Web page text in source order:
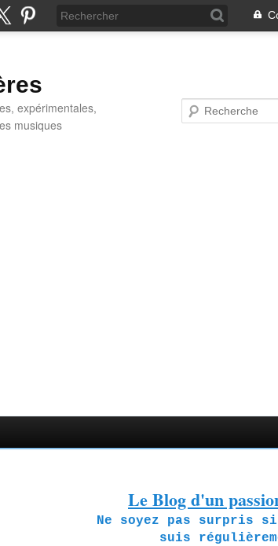
expérimentales,
musiques
Le Blog d'un
Ne soyez pas surpris
suis